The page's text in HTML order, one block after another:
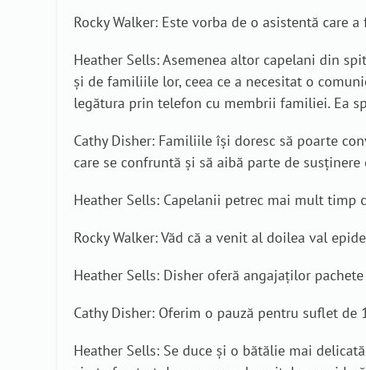
Rocky Walker: Este vorba de o asistentă care
Heather Sells: Asemenea altor capelani din
și de familiile lor, ceea ce a necesitat o
legătura prin telefon cu membrii familiei. Ea
Cathy Disher: Familiile își doresc să poarte
care se confruntă și să aibă parte de susținere
Heather Sells: Capelanii petrec mai mult
Rocky Walker: Văd că a venit al doilea val
Heather Sells: Disher oferă angajaților
Cathy Disher: Oferim o pauză pentru suflet
Heather Sells: Se duce și o bătălie mai